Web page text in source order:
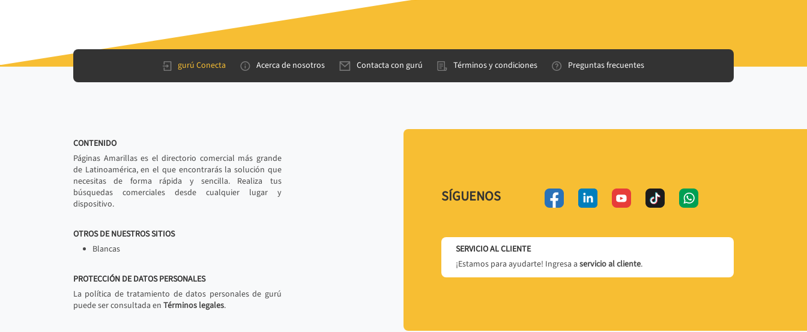
gurú Conecta Acerca de nosotros Contacta con gurú Términos y condiciones Preguntas frecuentes
CONTENIDO
Páginas Amarillas es el directorio comercial más grande
de Latinoamérica, en el que encontrarás la solución que
necesitas de forma rápida y sencilla. Realiza tus
búsquedas comerciales desde cualquier lugar y
dispositivo.
OTROS DE NUESTROS SITIOS
Blancas
PROTECCIÓN DE DATOS PERSONALES
La política de tratamiento de datos personales de gurú
puede ser consultada en Términos legales.
SÍGUENOS
SERVICIO AL CLIENTE
¡Estamos para ayudarte! Ingresa a servicio al cliente.